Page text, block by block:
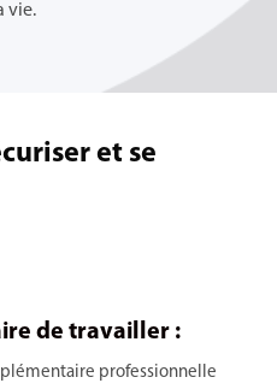
vie.
et se
de travailler:
professionnelle